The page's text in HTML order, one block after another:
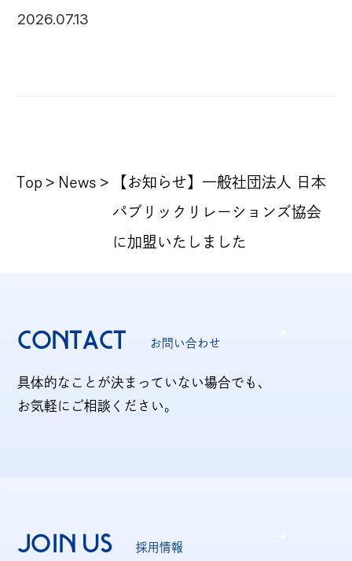
2026.07.13
Top News
【お知らせ】一般社団法人 日本
パブリックリレーションズ協会
に加盟いたしました
CONTACT お問い合わせ
具体的なことが決まっていない場合でも、
お気軽にご相談ください。
JOIN US 採用情報